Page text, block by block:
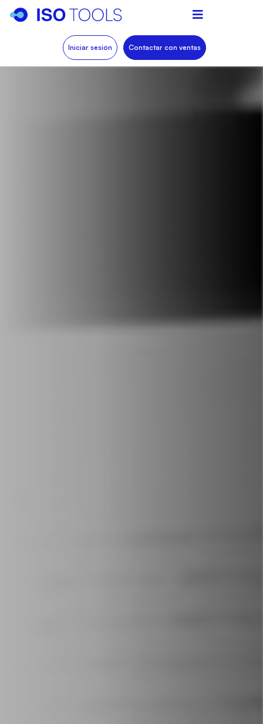
Iniciar sesión Contactar con ventas